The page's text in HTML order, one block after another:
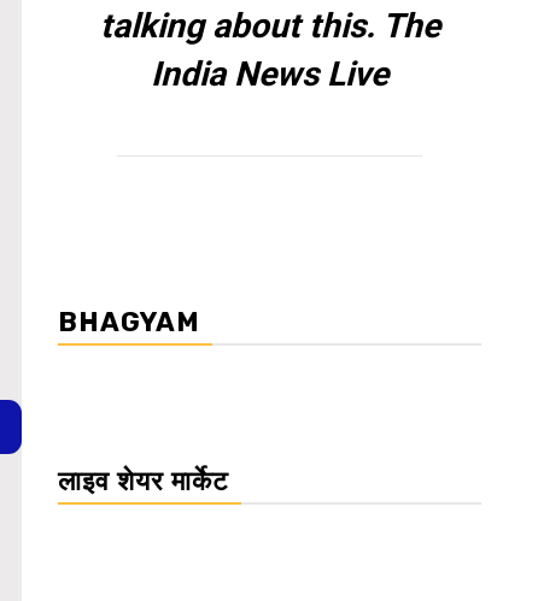
talking about this. The
India News Live
BHAGYAM
लाइव शेयर मार्केट